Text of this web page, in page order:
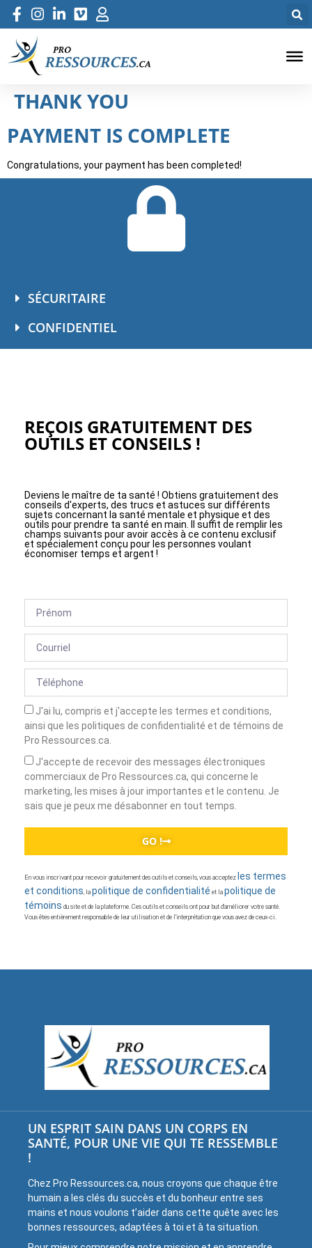
THANK YOU
PAYMENT IS COMPLETE
Congratulations, your payment has been completed!
SÉCURITAIRE
CONFIDENTIEL
REÇOIS GRATUITEMENT DES
OUTILS ET CONSEILS !
Deviens le maître de ta santé ! Obtiens gratuitement des
conseils d'experts, des trucs et astuces sur différents
sujets concernant la santé mentale et physique et des
outils pour prendre ta santé en main. Il suffit de remplir les
champs suivants pour avoir accès à ce contenu exclusif
et spécialement conçu pour les personnes voulant
économiser temps et argent !
J'ai lu, compris et j'accepte les termes et conditions,
ainsi que les politiques de confidentialité et de témoins de
Pro Ressources.ca.
J'accepte de recevoir des messages électroniques
commerciaux de Pro Ressources.ca, qui concerne le
marketing, les mises à jour importantes et le contenu. Je
sais que je peux me désabonner en tout temps.
GO !
En vous inscrivant pour recevoir gratuitement des outils et conseils, vous acceptez les termes
et conditions, la politique de confidentialité et la politique de
témoins du site et de la plateforme. Ces outils et conseils ont pour but d’améliorer votre santé.
Vous êtes entièrement responsable de leur utilisation et de l’interprétation que vous avez de ceux-ci.
UN ESPRIT SAIN DANS UN CORPS EN
SANTÉ, POUR UNE VIE QUI TE RESSEMBLE
!
Chez Pro Ressources.ca, nous croyons que chaque être
humain a les clés du succès et du bonheur entre ses
mains et nous voulons t’aider dans cette quête avec les
bonnes ressources, adaptées à toi et à ta situation.